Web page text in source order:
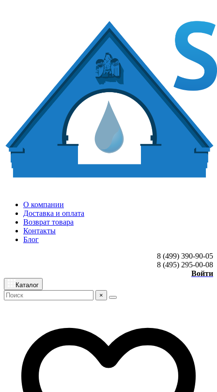
О компании
Доставка и оплата
Возврат товара
Контакты
Блог
8 (499) 390-90-05
8 (495) 295-00-08
Войти
Каталог
×